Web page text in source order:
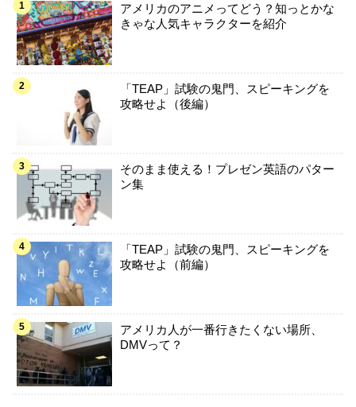
アメリカのアニメってどう？知っとかな
きゃな人気キャラクターを紹介
「TEAP」試験の鬼門、スピーキングを
攻略せよ（後編）
そのまま使える！プレゼン英語のパター
ン集
「TEAP」試験の鬼門、スピーキングを
攻略せよ（前編）
アメリカ人が一番行きたくない場所、
DMVって？